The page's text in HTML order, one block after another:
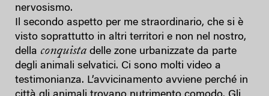
nervosismo.
Il secondo aspetto per me straordinario, che si è
visto soprattutto in altri territori e non nel nostro,
della conquista delle zone urbanizzate da parte
degli animali selvatici. Ci sono molti video a
testimonianza. L’avvicinamento avviene perché in